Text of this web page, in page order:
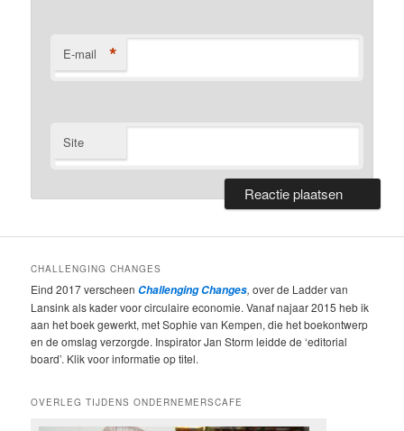
E-mail *
Site
CHALLENGING CHANGES
Eind 2017 verscheen Challenging Changes, over de Ladder van
Lansink als kader voor circulaire economie. Vanaf najaar 2015 heb ik
aan het boek gewerkt, met Sophie van Kempen, die het boekontwerp
en de omslag verzorgde. Inspirator Jan Storm leidde de ‘editorial
board’. Klik voor informatie op titel.
OVERLEG TIJDENS ONDERNEMERSCAFE